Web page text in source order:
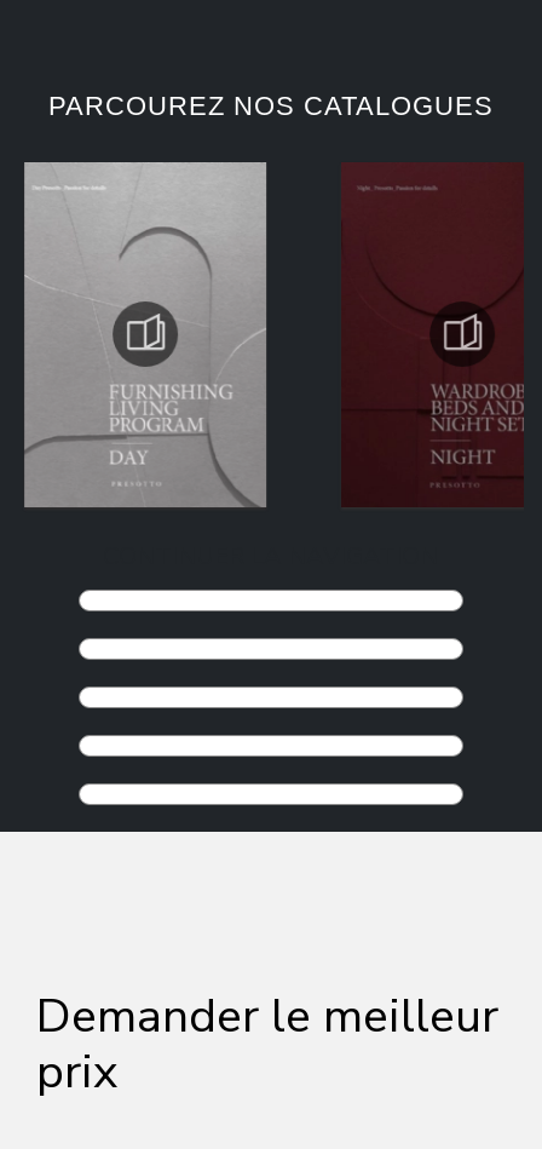
PARCOUREZ NOS CATALOGUES
Demander le meilleur
prix